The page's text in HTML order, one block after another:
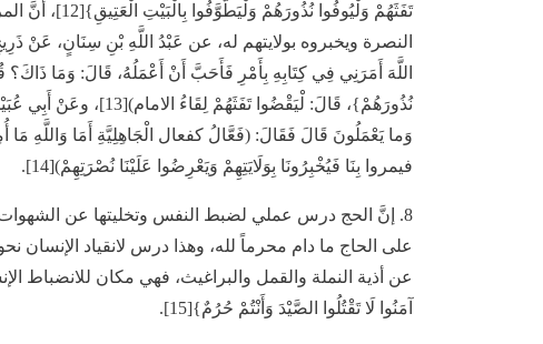
تَفَثَهُمْ وَلْيُوفُوا
النصرة ويخبروه بولايتهم له، عن عَبْدُ اللَّهِ بْنِ سِنَانٍ، عَنْ
اللَّهَ أَمَرَنِي فِي كِتَابِهِ بِأَمْرِ فَأَحَبَّ أَنْ أَعْمَلُهُ، قَالَ: وَمَا
نُذُورَهُمْ}، قَالَ: لْيَقْضُوا
وَما يَعْمَلُونَ قَالَ فَقَالَ: (فَعَّالُ كفعال الْجَاهِلِيَّةِ أَمَا وَاللَّهِ مَا
فيمروا بِنَا فَيُخْبِرُونَا بِوَلَايَتِهِمْ وَيَعْرِضُوا عَلَيْنَا نُصْرَتِهِمْ)[14].
8. إنَّ الحج درس عملي لضبط النفس وتخليتها عن
على الحاج ما دام محرماً لله، وهذا درس لانقياد الإنسان
عن أذية النملة والقمل والبراغيث، فهي مكان للانضباط
آمَنُوا لَا تَقْتُلُوا الصَّيْدَ وَأَنْتُمْ حُرُمٌ}[15].